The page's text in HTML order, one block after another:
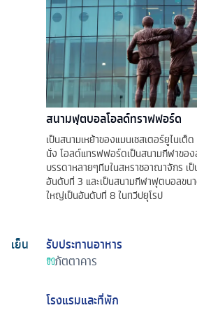
สนามฟุตบอลโอลด์ทราฟฟอร์ด
เป็นสนามเหย้าของแมนเชสเตอร์ยูไนเ
นั่ง โอลด์แทรฟฟอร์ดเป็นสนามกีฬาขอ
บรรดาหลายๆทีมในสหราชอาณาจักร เ
อันดับที่ 3 และเป็นสนามกีฬาฟุตบอลขน
ใหญ่เป็นอันดับที่ 8 ในทวีปยุโรป
เย็น
รับประทานอาหาร
ภัตตาคาร
โรงแรมและที่พัก